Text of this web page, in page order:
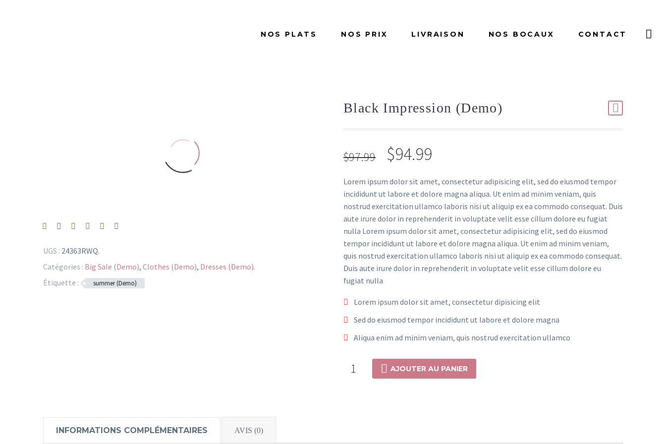
NOS PLATS NOS PRIX LIVRAISON NOS BOCAUX CONTACT
UGS : 24363RWQ.
Catégories : Big Sale (Demo), Clothes (Demo), Dresses (Demo).
Étiquette :
summer (Demo)
Black Impression (Demo)
$97.99
Le
initial
était :
$97.99.
$94.99
actuel
est :
$94.99.
Lorem ipsum dolor sit amet, consectetur adipisicing elit, sed do eiusmod tempor
incididunt ut labore et dolore magna aliqua. Ut enim ad minim veniam, quis
nostrud exercitation ullamco laboris nisi ut aliquip ex ea commodo consequat. Duis
aute irure dolor in reprehenderit in voluptate velit esse cillum dolore eu fugiat
nulla Lorem ipsum dolor sit amet, consectetur adipisicing elit, sed do eiusmod
tempor incididunt ut labore et dolore magna aliqua. Ut enim ad minim veniam,
quis nostrud exercitation ullamco laboris nisi ut aliquip ex ea commodo consequat.
Duis aute irure dolor in reprehenderit in voluptate velit esse cillum dolore eu
fugiat nulla
Lorem ipsum dolor sit amet, consectetur dipisicing elit
Sed do eiusmod tempor incididunt ut labore et dolore magna
Aliqua enim ad minim veniam, quis nostrud exercitation ullamco
quantité
AJOUTER AU PANIER
INFORMATIONS COMPLÉMENTAIRES AVIS (0)